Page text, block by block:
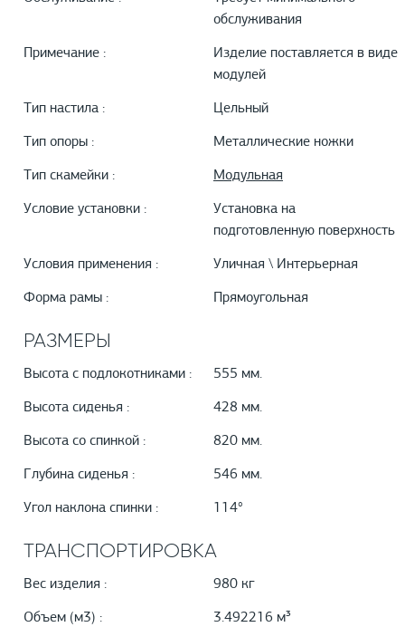
обслуживания
Примечание :
Изделие поставляется в виде
модулей
Тип настила : Цельный
Тип опоры : Металлические ножки
Тип скамейки : Модульная
Условие установки :
Установка на
подготовленную поверхность
Условия применения : Уличная \ Интерьерная
Форма рамы : Прямоугольная
РАЗМЕРЫ
Высота с подлокотниками : 555 мм.
Высота сиденья : 428 мм.
Высота со спинкой : 820 мм.
Глубина сиденья : 546 мм.
Угол наклона спинки : 114°
ТРАНСПОРТИРОВКА
Вес изделия : 980 кг
Объем (м3) : 3.492216 м³